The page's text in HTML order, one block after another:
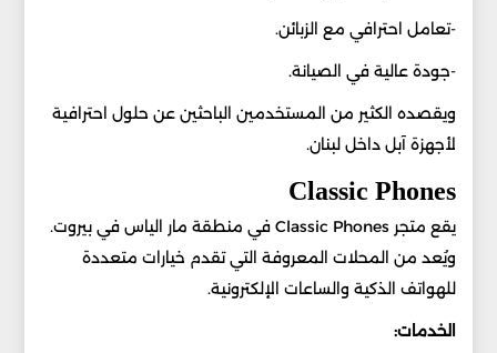
-تعامل احترافي مع الزبائن.
-جودة عالية في الصيانة.
ويقصده الكثير من المستخدمين الباحثين عن حلول احترافية
لأجهزة آبل داخل لبنان.
Classic Phones
يقع متجر Classic Phones في منطقة مار الياس في بيروت.
ويُعد من المحلات المعروفة التي تقدم خيارات متعددة
للهواتف الذكية والساعات الإلكترونية.
الخدمات: